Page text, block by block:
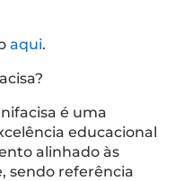
aqui.
é uma
educacional
alinhado às
sendo referência